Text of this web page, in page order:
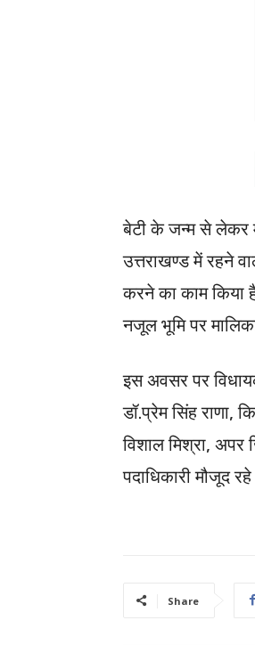
बेटी के जन्म से लेकर
उत्तराखण्ड में रहने
करने का काम किया
नजूल भूमि पर
इस अवसर पर
डॉ.प्रेम सिंह राणा,
विशाल मिश्रा, अपर
पदाधिकारी मौजूद
Share